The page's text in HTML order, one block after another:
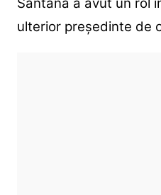
Santana a avut un rol
ulterior președinte de